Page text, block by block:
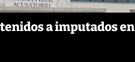
a imputados en